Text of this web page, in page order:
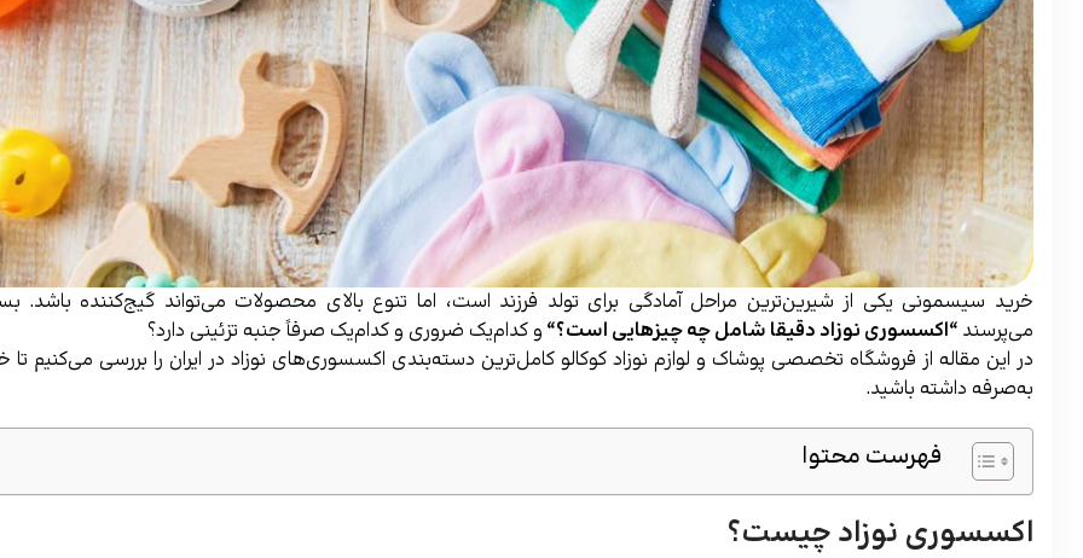
خرید سیسمونی یکی از شیرین‌ترین مراحل آمادگی برای تولد فرزند است، اما تنوع بالای محصولات می‌تواند گیج‌کننده باشد.
می‌پرسند “اکسسوری نوزاد دقیقا شامل چه چیزهایی است؟“ و کدام‌یک ضروری و کدام‌یک صرفاً جنبه تزئینی دارد؟
در این مقاله از فروشگاه تخصصی پوشاک و لوازم نوزاد کوکالو کامل‌ترین دسته‌بندی اکسسوری‌های نوزاد در ایران را بررسی می‌کنیم
به‌صرفه داشته باشید.
فهرست محتوا
اکسسوری نوزاد چیست؟